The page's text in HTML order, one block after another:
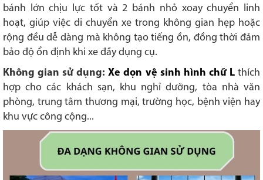
bánh lớn chịu lực tốt và 2 bánh nhỏ xoay chuyển linh
hoạt, giúp việc di chuyển xe trong không gian hẹp hoặc
rộng đều dễ dàng mà không tạo tiếng ồn, đồng thời đảm
bảo độ ổn định khi xe đầy dụng cụ.
Không gian sử dụng:Xe dọn vệ sinh hình chữ L thích
hợp cho các khách sạn, khu nghỉ dưỡng, tòa nhà văn
phòng, trung tâm thương mại, trường học, bệnh viện hay
khu vực công cộng...